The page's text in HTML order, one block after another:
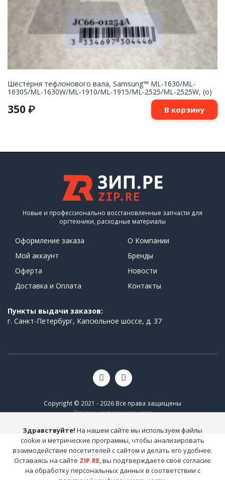
Шестерня тефлонового вала, Samsung™ ML-1630/ML-
1630S/ML-1630W/ML-1910/ML-1915/ML-2525/ML-2525W, (о)
350 ₽ В корзину
Новые и профессионально восстановленные запчасти для
оргтехники, расходные материалы
Оформление заказа
Мой аккаунт
Оферта
Доставка и Оплата
О Компании
Бренды
Новости
Контакты
Пункты выдачи заказов:
г. Санкт-Петербург, Капсюльное шоссе, д. 37
Copyright © 2021 - 2026 Все права защищены
Политика конфиденциальности
Здравствуйте! На нашем сайте мы используем файлы
cookie и метрические программы, чтобы анализировать
взаимодействие посетителей с сайтом и делать его удобнее.
Оставаясь на сайте ZIP.RE, вы подтверждаете своё согласие
на обработку персональных данных в соответствии с